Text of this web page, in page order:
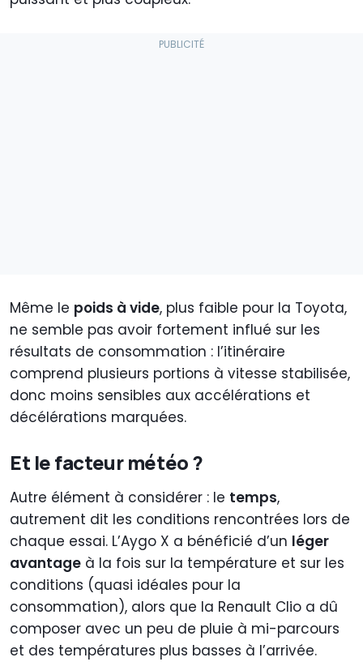
Même le poids à vide, plus faible pour la Toyota,
ne semble pas avoir fortement influé sur les
résultats de consommation : l’itinéraire
comprend plusieurs portions à vitesse stabilisée,
donc moins sensibles aux accélérations et
décélérations marquées.
Et le facteur météo ?
Autre élément à considérer : le temps,
autrement dit les conditions rencontrées lors de
chaque essai. L’Aygo X a bénéficié d’un léger
avantage à la fois sur la température et sur les
conditions (quasi idéales pour la
consommation), alors que la Renault Clio a dû
composer avec un peu de pluie à mi-parcours
et des températures plus basses à l’arrivée.